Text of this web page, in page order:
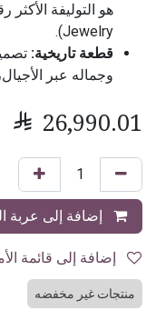
Jewelry).
قطعة تاريخية:
وجماله عبر
 26,990.01
إضافة إلى عربة
منتجات غير مخفضه